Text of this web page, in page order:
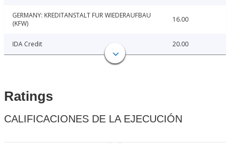
GERMANY: KREDITANSTALT FUR WIEDERAUFBAU
(KFW)
16.00
IDA Credit 20.00
Ratings
CALIFICACIONES DE LA EJECUCIÓN